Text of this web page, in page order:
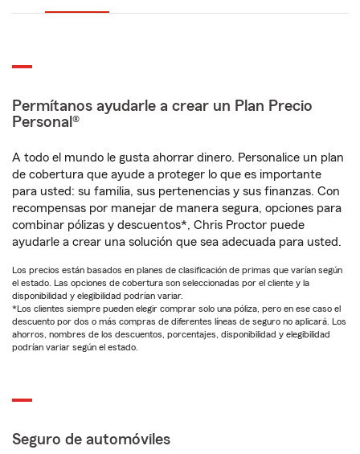
Permítanos ayudarle a crear un Plan Precio
Personal®
A todo el mundo le gusta ahorrar dinero. Personalice un plan
de cobertura que ayude a proteger lo que es importante
para usted: su familia, sus pertenencias y sus finanzas. Con
recompensas por manejar de manera segura, opciones para
combinar pólizas y descuentos*, Chris Proctor puede
ayudarle a crear una solución que sea adecuada para usted.
Los precios están basados en planes de clasificación de primas que varían según
el estado. Las opciones de cobertura son seleccionadas por el cliente y la
disponibilidad y elegibilidad podrían variar.
*Los clientes siempre pueden elegir comprar solo una póliza, pero en ese caso el
descuento por dos o más compras de diferentes líneas de seguro no aplicará. Los
ahorros, nombres de los descuentos, porcentajes, disponibilidad y elegibilidad
podrían variar según el estado.
Seguro de automóviles